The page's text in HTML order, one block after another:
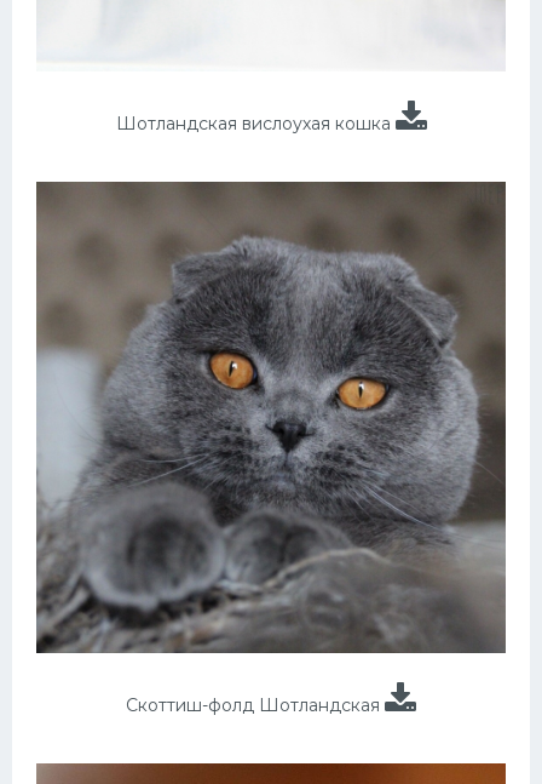
Шотландская вислоухая кошка
Скоттиш-фолд Шотландская